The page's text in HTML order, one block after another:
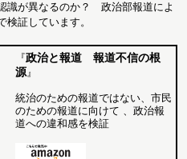
識が異なるのか？ 政治部報道によ
検証しています。
『政治と報道 報道不信の根
源』
統治のための報道ではない、市民
のための報道に向けて 、政治報
道への違和感を検証